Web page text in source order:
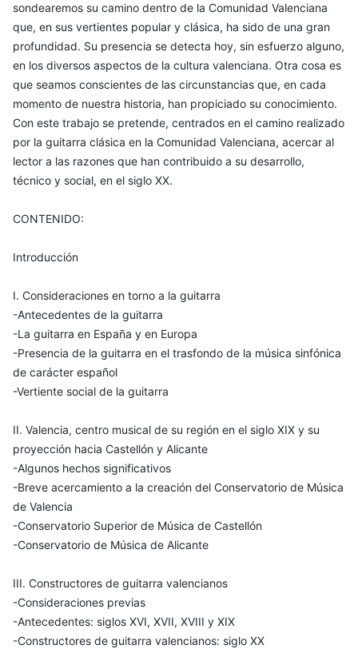
sondearemos su camino dentro de la Comunidad Valenciana
que, en sus vertientes popular y clásica, ha sido de una gran
profundidad. Su presencia se detecta hoy, sin esfuerzo alguno,
en los diversos aspectos de la cultura valenciana. Otra cosa es
que seamos conscientes de las circunstancias que, en cada
momento de nuestra historia, han propiciado su conocimiento.
Con este trabajo se pretende, centrados en el camino realizado
por la guitarra clásica en la Comunidad Valenciana, acercar al
lector a las razones que han contribuido a su desarrollo,
técnico y social, en el siglo XX.
CONTENIDO:
Introducción
I. Consideraciones en torno a la guitarra
-Antecedentes de la guitarra
-La guitarra en España y en Europa
-Presencia de la guitarra en el trasfondo de la música sinfónica
de carácter español
-Vertiente social de la guitarra
II. Valencia, centro musical de su región en el siglo XIX y su
proyección hacia Castellón y Alicante
-Algunos hechos significativos
-Breve acercamiento a la creación del Conservatorio de Música
de Valencia
-Conservatorio Superior de Música de Castellón
-Conservatorio de Música de Alicante
III. Constructores de guitarra valencianos
-Consideraciones previas
-Antecedentes: siglos XVI, XVII, XVIII y XIX
-Constructores de guitarra valencianos: siglo XX